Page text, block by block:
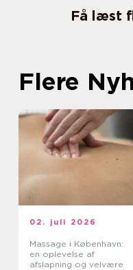
Få læst
Flere
02. juli 2026
Massage i København:
en oplevelse af
afslapning og velvære